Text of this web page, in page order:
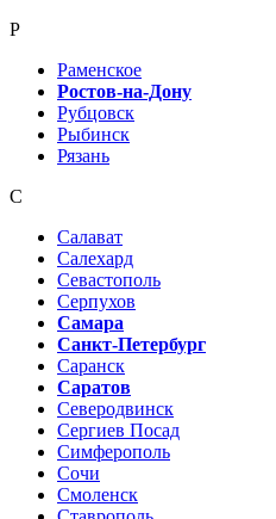
Р
Раменское
Ростов-на-Дону
Рубцовск
Рыбинск
Рязань
С
Салават
Салехард
Севастополь
Серпухов
Самара
Санкт-Петербург
Саранск
Саратов
Северодвинск
Сергиев Посад
Симферополь
Сочи
Смоленск